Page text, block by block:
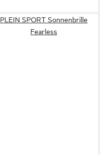
PLEIN SPORT Sonnenbrille
Fearless